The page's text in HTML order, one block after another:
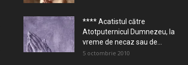
**** Acatistul către
Atotputernicul Dumnezeu, la
vreme de necaz sau de...
5 octombrie 2010